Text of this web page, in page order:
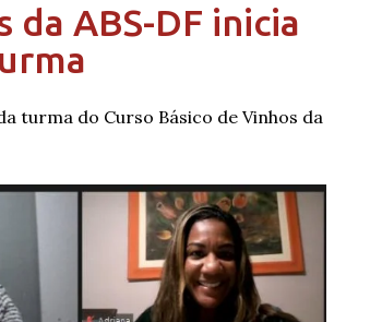
da ABS-DF inicia
turma do Curso Básico de Vinhos da